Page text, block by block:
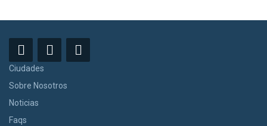
Ciudades
Sobre Nosotros
Noticias
Faqs